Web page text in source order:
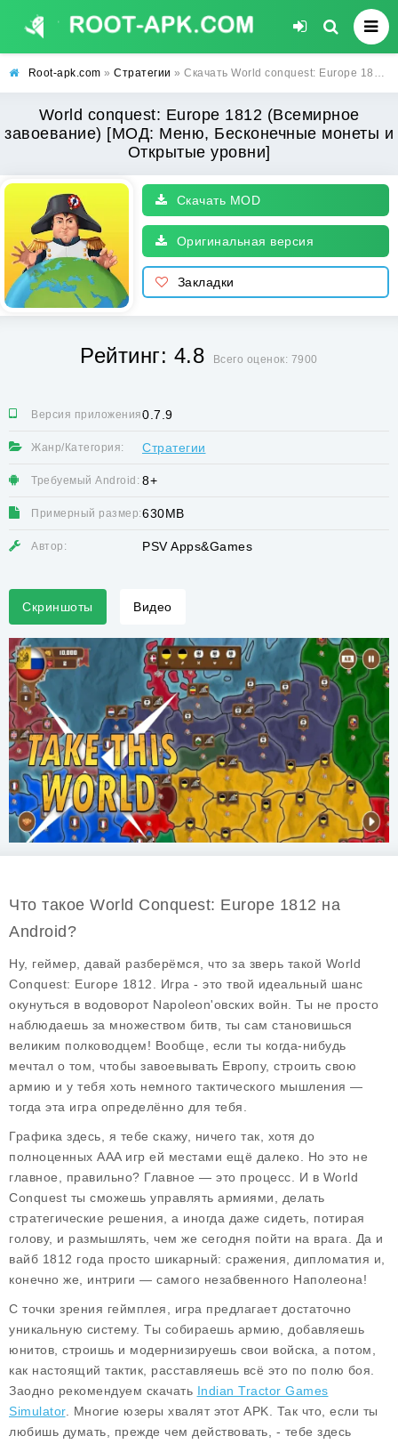
Root-apk.com » Стратегии » Скачать World conquest: Europe 1812 (Всемирное завоевание) [МОД: Меню, Бесконечные монеты и Открытые уровни] | Взлом World conquest: Europe 1812 на Андроид
World conquest: Europe 1812 (Всемирное
завоевание) [МОД: Меню, Бесконечные монеты и
Открытые уровни]
Скачать MOD
Оригинальная версия
Закладки
Рейтинг: 4.8 Всего оценок: 7900
Версия приложения:0.7.9
Жанр/Категория: Стратегии
Требуемый Android: 8+
Примерный размер:630MB
Автор: PSV Apps&Games
Скриншоты Видео
Что такое World Conquest: Europe 1812 на
Android?
Ну, геймер, давай разберёмся, что за зверь такой World
Conquest: Europe 1812. Игра - это твой идеальный шанс
окунуться в водоворот Napoleon'овских войн. Ты не просто
наблюдаешь за множеством битв, ты сам становишься
великим полководцем! Вообще, если ты когда-нибудь
мечтал о том, чтобы завоевывать Европу, строить свою
армию и у тебя хоть немного тактического мышления —
тогда эта игра определённо для тебя.
Графика здесь, я тебе скажу, ничего так, хотя до
полноценных AAA игр ей местами ещё далеко. Но это не
главное, правильно? Главное — это процесс. И в World
Conquest ты сможешь управлять армиями, делать
стратегические решения, а иногда даже сидеть, потирая
голову, и размышлять, чем же сегодня пойти на врага. Да и
вайб 1812 года просто шикарный: сражения, дипломатия и,
конечно же, интриги — самого незабвенного Наполеона!
С точки зрения геймплея, игра предлагает достаточно
уникальную систему. Ты собираешь армию, добавляешь
юнитов, строишь и модернизируешь свои войска, а потом,
как настоящий тактик, расставляешь всё это по полю боя.
Заодно рекомендуем скачать Indian Tractor Games
Simulator. Многие юзеры хвалят этот APK. Так что, если ты
любишь думать, прежде чем действовать, - тебе здесь